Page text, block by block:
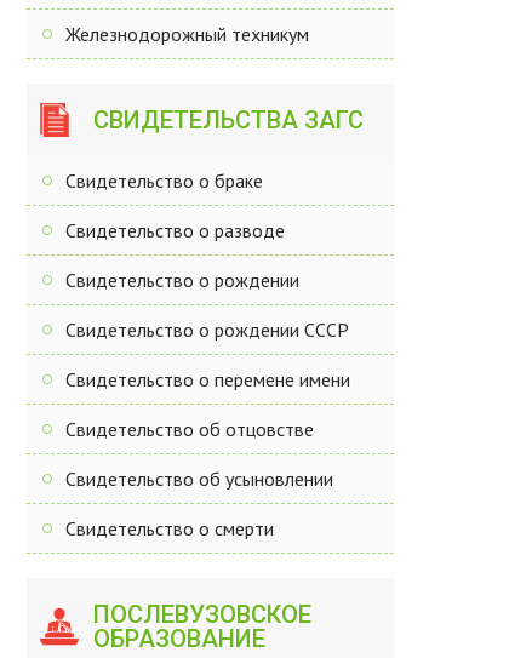
Железнодорожный техникум
СВИДЕТЕЛЬСТВА ЗАГС
Свидетельство о браке
Свидетельство о разводе
Свидетельство о рождении
Свидетельство о рождении СССР
Свидетельство о перемене имени
Свидетельство об отцовстве
Свидетельство об усыновлении
Свидетельство о смерти
ПОСЛЕВУЗОВСКОЕ
ОБРАЗОВАНИЕ